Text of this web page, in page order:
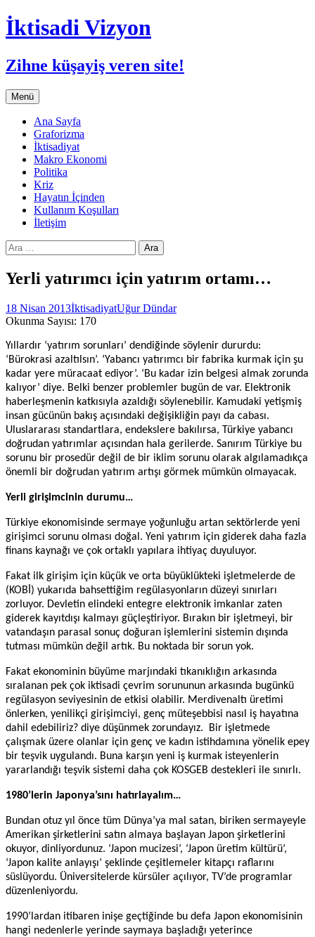
İktisadi Vizyon
Zihne küşayiş veren site!
Menü İçeriğe
atla
Ana Sayfa
Graforizma
İktisadiyat
Makro Ekonomi
Politika
Kriz
Hayatın İçinden
Kullanım Koşulları
İletişim
Arama:
Yerli yatırımcı için yatırım ortamı…
18 Nisan 2013İktisadiyatUğur Dündar
Okunma Sayısı: 170
Yıllardır ‘yatırım sorunları’ dendiğinde söylenir dururdu:
‘Bürokrasi azaltılsın’. ‘Yabancı yatırımcı bir fabrika kurmak için şu
kadar yere müracaat ediyor’. ‘Bu kadar izin belgesi almak zorunda
kalıyor’ diye. Belki benzer problemler bugün de var. Elektronik
haberleşmenin katkısıyla azaldığı söylenebilir. Kamudaki yetişmiş
insan gücünün bakış açısındaki değişikliğin payı da cabası.
Uluslararası standartlara, endekslere bakılırsa, Türkiye yabancı
doğrudan yatırımlar açısından hala gerilerde. Sanırım Türkiye bu
sorunu bir prosedür değil de bir iklim sorunu olarak algılamadıkça
önemli bir doğrudan yatırım artışı görmek mümkün olmayacak.
Yerli girişimcinin durumu…
Türkiye ekonomisinde sermaye yoğunluğu artan sektörlerde yeni
girişimci sorunu olması doğal. Yeni yatırım için giderek daha fazla
finans kaynağı ve çok ortaklı yapılara ihtiyaç duyuluyor.
Fakat ilk girişim için küçük ve orta büyüklükteki işletmelerde de
(KOBİ) yukarıda bahsettiğim regülasyonların düzeyi sınırları
zorluyor. Devletin elindeki entegre elektronik imkanlar zaten
giderek kayıtdışı kalmayı güçleştiriyor. Bırakın bir işletmeyi, bir
vatandaşın parasal sonuç doğuran işlemlerini sistemin dışında
tutması mümkün değil artık. Bu noktada bir sorun yok.
Fakat ekonominin büyüme marjındaki tıkanıklığın arkasında
sıralanan pek çok iktisadi çevrim sorununun arkasında bugünkü
regülasyon seviyesinin de etkisi olabilir. Merdivenaltı üretimi
önlerken, yenilikçi girişimciyi, genç müteşebbisi nasıl iş hayatına
dahil edebiliriz? diye düşünmek zorundayız.
Bir işletmede
çalışmak üzere olanlar için genç ve kadın istihdamına yönelik epey
bir teşvik uygulandı. Buna karşın yeni iş kurmak isteyenlerin
yararlandığı teşvik sistemi daha çok KOSGEB destekleri ile sınırlı.
1980’lerin Japonya’sını hatırlayalım…
Bundan otuz yıl önce tüm Dünya’ya mal satan, biriken sermayeyle
Amerikan şirketlerini satın almaya başlayan Japon şirketlerini
okuyor, dinliyordunuz. ‘Japon mucizesi’, ‘Japon üretim kültürü’,
‘Japon kalite anlayışı’ şeklinde çeşitlemeler kitapçı raflarını
süslüyordu. Üniversitelerde kürsüler açılıyor, TV’de programlar
düzenleniyordu.
1990’lardan itibaren inişe geçtiğinde bu defa Japon ekonomisinin
hangi nedenlerle yerinde saymaya başladığı yeterince